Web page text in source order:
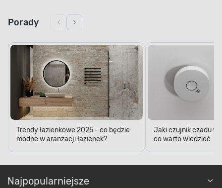
Porady
Trendy łazienkowe 2025 - co będzie
modne w aranżacji łazienek?
Jaki czujnik czadu
co warto wiedzieć
Najpopularniejsze